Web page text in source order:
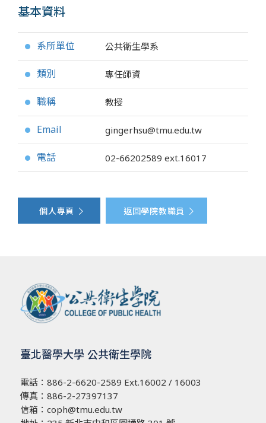
基本資料
● 系所單位 公共衛生學系
● 類別 專任師資
● 職稱 教授
● Email gingerhsu@tmu.edu.tw
● 電話 02-66202589 ext.16017
個人專頁 返回學院教職員
臺北醫學大學 公共衛生學院
電話： 886-2-6620-2589 Ext.16002 / 16003
傳真：886-2-27397137
信箱： coph@tmu.edu.tw